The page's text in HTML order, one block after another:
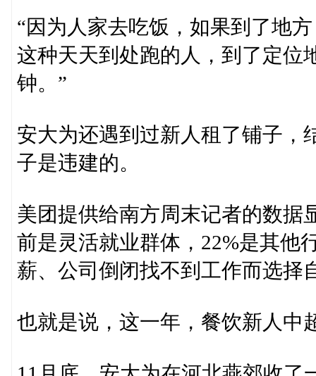
“因为人家去吃饭，如果到了地
这种天天到处跑的人，到了定位
钟。”
安大为还遇到过新人租了铺子，
子是违建的。
美团提供给南方周末记者的数据
前是灵活就业群体，22%是其他
薪、公司倒闭找不到工作而选择
也就是说，这一年，餐饮新人中